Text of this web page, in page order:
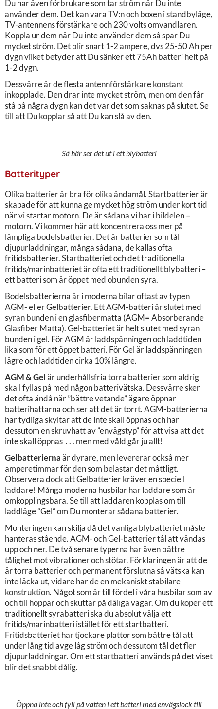
Du har även förbrukare som tar ström när Du inte
använder dem. Det kan vara TV:n och boxen i standbyläge,
TV-antennens förstärkare och 230 volts omvandlaren.
Koppla ur dem när Du inte använder dem så spar Du
mycket ström. Det blir snart 1-2 ampere, dvs 25-50 Ah per
dygn vilket betyder att Du sänker ett 75Ah batteri helt på
1-2 dygn.
Dessvärre är de flesta antennförstärkare konstant
inkopplade. Den drar inte mycket ström, men om den får
stå på några dygn kan det var det som saknas på slutet. Se
till att Du kopplar så att Du kan slå av den.
Så här ser det ut i ett blybatteri
Batterityper
Olika batterier är bra för olika ändamål. Startbatterier är
skapade för att kunna ge mycket hög ström under kort tid
när vi startar motorn. De är sådana vi har i bildelen –
motorn. Vi kommer här att koncentrera oss mer på
lämpliga bodelsbatterier. Det är batterier som tål
djupurladdningar, många sådana, de kallas ofta
fritidsbatterier. Startbatteriet och det traditionella
fritids/marinbatteriet är ofta ett traditionellt blybatteri –
ett batteri som är öppet med obunden syra.
Bodelsbatterierna är i moderna bilar oftast av typen
AGM- eller Gelbatterier. Ett AGM-batteri är slutet med
syran bunden i en glasfibermatta (AGM= Absorberande
Glasfiber Matta). Gel-batteriet är helt slutet med syran
bunden i gel. För AGM är laddspänningen och laddtiden
lika som för ett öppet batteri. För Gel är laddspänningen
lägre och laddtiden cirka 10% längre.
AGM & Gelär underhållsfria torra batterier som aldrig
skall fyllas på med någon batterivätska. Dessvärre sker
det ofta ändå när ”bättre vetande” ägare öppnar
batterihattarna och ser att det är torrt. AGM-batterierna
har tydliga skyltar att de inte skall öppnas och har
dessutom en skruvhatt av ”envägstyp” för att visa att det
inte skall öppnas . . . men med våld går ju allt!
Gelbatteriernaär dyrare, men levererar också mer
amperetimmar för den som belastar det måttligt.
Observera dock att Gelbatterier kräver en speciell
laddare! Många moderna husbilar har laddare som är
omkopplingsbara. Se till att laddaren kopplas om till
laddläge ”Gel” om Du monterar sådana batterier.
Monteringen kan skilja då det vanliga blybatteriet måste
hanteras stående. AGM- och Gel-batterier tål att vändas
upp och ner. De två senare typerna har även bättre
tålighet mot vibrationer och stötar. Förklaringen är att de
är torra batterier och permanent förslutna så vätska kan
inte läcka ut, vidare har de en mekaniskt stabilare
konstruktion. Något som är till fördel i våra husbilar som av
och till hoppar och skuttar på dåliga vägar. Om du köper ett
traditionellt syrabatteri ska du absolut välja ett
fritids/marinbatteri istället för ett startbatteri.
Fritidsbatteriet har tjockare plattor som bättre tål att
under lång tid avge låg ström och dessutom tål det fler
djupurladdningar. Om ett startbatteri används på det viset
blir det snabbt dålig.
Öppna inte och fyll på vatten i ett batteri med envägslock till